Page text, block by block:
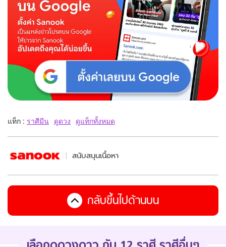
แท็ก : ราศีมีน ดูดวง ดูแท็กทั้งหมด
สนับสนุนเนื้อหา
กลับขึ้นไปด้านบน